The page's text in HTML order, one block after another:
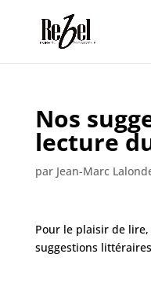
Nos
lecture
par Jean-Marc
Pour le plaisir de
suggestions